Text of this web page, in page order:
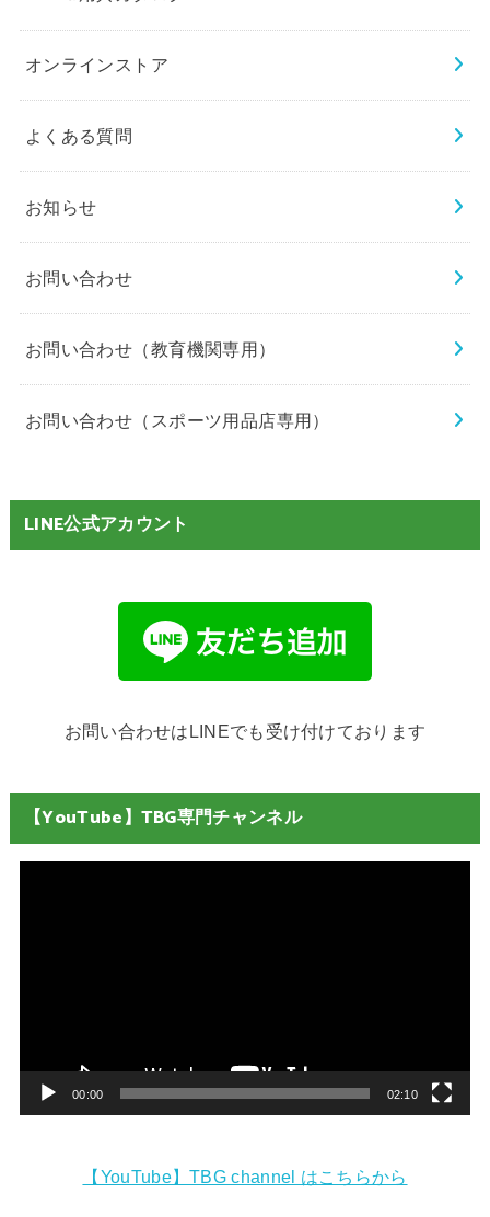
オンラインストア
よくある質問
お知らせ
お問い合わせ
お問い合わせ（教育機関専用）
お問い合わせ（スポーツ用品店専用）
LINE公式アカウント
お問い合わせはLINEでも受け付けております
【YouTube】TBG専門チャンネル
00:00 02:10
【YouTube】TBG channel はこちらから